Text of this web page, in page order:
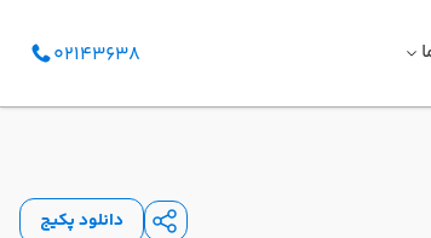
02143638
دانلود پکیج